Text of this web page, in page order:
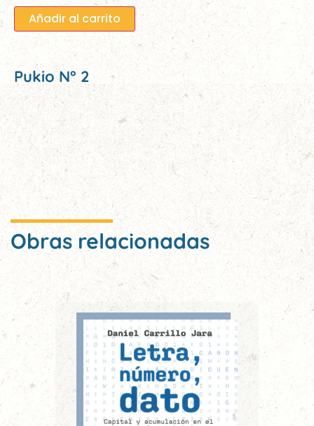
Añadir al carrito
Pukio N° 2
Obras relacionadas